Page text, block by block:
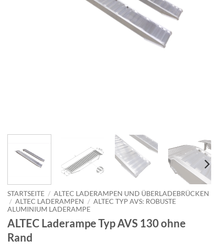
STARTSEITE / ALTEC LADERAMPEN UND ÜBERLADEBRÜCKEN
/ ALTEC LADERAMPEN / ALTEC TYP AVS: ROBUSTE
ALUMINIUM LADERAMPE
ALTEC Laderampe Typ AVS 130 ohne
Rand